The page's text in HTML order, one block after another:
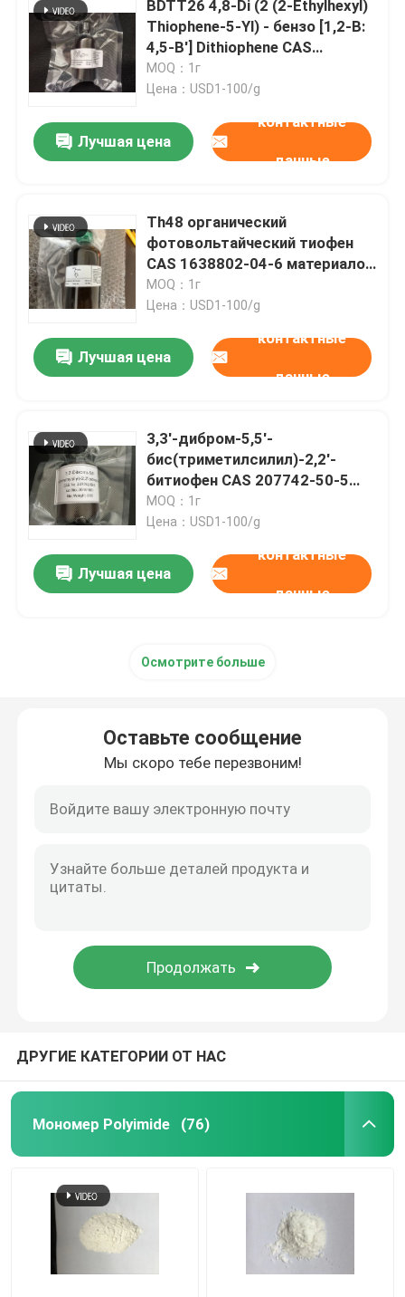
Особенные химикаты
BDTT26 4,8-Di (2 (2-Ethylhexyl)
Thiophene-5-Yl) - бензо [1,2-B:
4,5-B'] Dithiophene CAS
1352642-35-3
MOQ：1г
Цена：USD1-100/g
Лучшая цена
контактные
данные
Th48 органический
фотовольтайческий тиофен
CAS 1638802-04-6 материалов
3 (2-Butyloctyl)
MOQ：1г
Цена：USD1-100/g
Лучшая цена
контактные
данные
3,3'-дибром-5,5'-
бис(триметилсилил)-2,2'-
битиофен CAS 207742-50-5
OPV материалы
MOQ：1г
Цена：USD1-100/g
Лучшая цена
контактные
данные
Осмотрите больше
Оставьте сообщение
Мы скоро тебе перезвоним!
ДРУГИЕ КАТЕГОРИИ ОТ НАС
Мономер Polyimide (76)